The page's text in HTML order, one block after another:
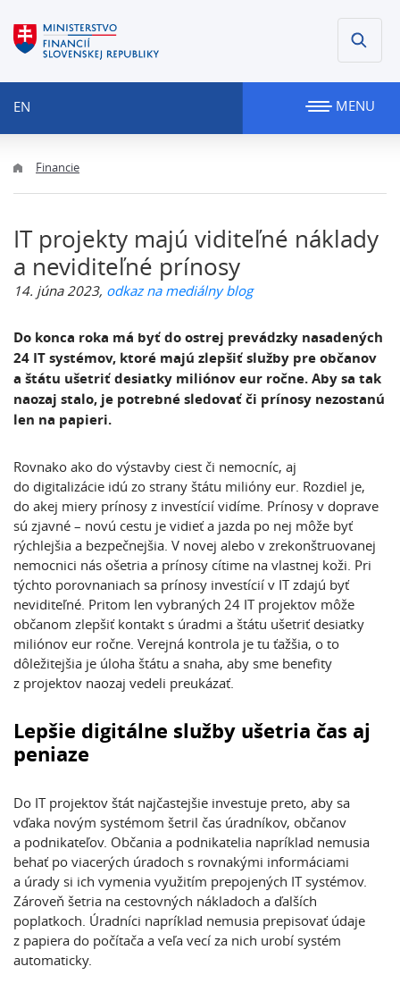
EN MENU
Financie
IT projekty majú viditeľné náklady
a neviditeľné prínosy
14. júna 2023, odkaz na mediálny blog
Do konca roka má byť do ostrej prevádzky nasadených
24 IT systémov, ktoré majú zlepšiť služby pre občanov
a štátu ušetriť desiatky miliónov eur ročne. Aby sa tak
naozaj stalo, je potrebné sledovať či prínosy nezostanú
len na papieri.
Rovnako ako do výstavby ciest či nemocníc, aj
do digitalizácie idú zo strany štátu milióny eur. Rozdiel je,
do akej miery prínosy z investícií vidíme. Prínosy v doprave
sú zjavné – novú cestu je vidieť a jazda po nej môže byť
rýchlejšia a bezpečnejšia. V novej alebo v zrekonštruovanej
nemocnici nás ošetria a prínosy cítime na vlastnej koži. Pri
týchto porovnaniach sa prínosy investícií v IT zdajú byť
neviditeľné. Pritom len vybraných 24 IT projektov môže
občanom zlepšiť kontakt s úradmi a štátu ušetriť desiatky
miliónov eur ročne. Verejná kontrola je tu ťažšia, o to
dôležitejšia je úloha štátu a snaha, aby sme benefity
z projektov naozaj vedeli preukázať.
Lepšie digitálne služby ušetria čas aj
peniaze
Do IT projektov štát najčastejšie investuje preto, aby sa
vďaka novým systémom šetril čas úradníkov, občanov
a podnikateľov. Občania a podnikatelia napríklad nemusia
behať po viacerých úradoch s rovnakými informáciami
a úrady si ich vymenia využitím prepojených IT systémov.
Zároveň šetria na cestovných nákladoch a ďalších
poplatkoch. Úradníci napríklad nemusia prepisovať údaje
z papiera do počítača a veľa vecí za nich urobí systém
automaticky.